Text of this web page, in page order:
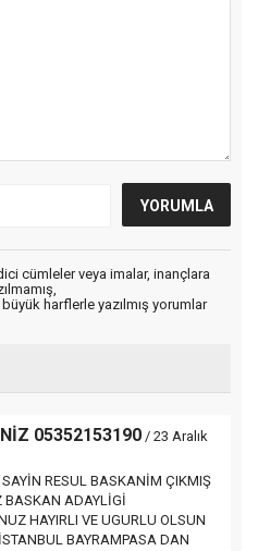
cümleler veya imalar, inançlara
harflerle yazılmış yorumlar
05352153190 / 23 Aralık
SAYİN RESUL BASKANİM ÇIKMIŞ
BASKAN ADAYLİGİ
HAYIRLI VE UGURLU OLSUN
BAYRAMPASA DAN